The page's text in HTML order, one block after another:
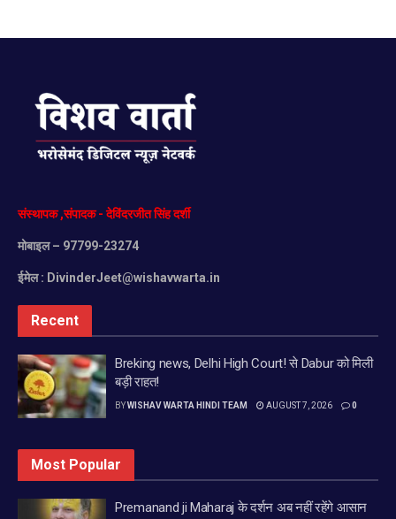
संस्थापक,संपादक-देविंदरजीतसिंहदर्शी
मोबाइल– 97799-23274
ईमेल : DivinderJeet@wishavwarta.in
Recent
Breking news, Delhi High Court! से Dabur को मिली
बड़ी राहत!
BYWISHAV WARTA HINDI TEAM AUGUST 7, 2026 0
Most Popular
Premanand ji Maharaj के दर्शन अब नहीं रहेंगे आसान